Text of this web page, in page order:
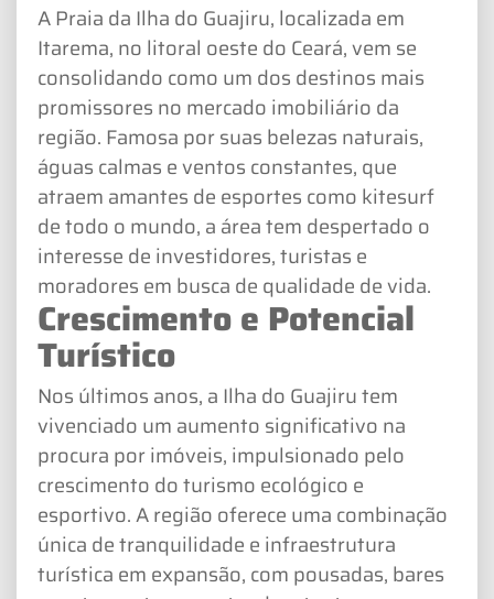
A Praia da Ilha do Guajiru, localizada em
Itarema, no litoral oeste do Ceará, vem se
consolidando como um dos destinos mais
promissores no mercado imobiliário da
região. Famosa por suas belezas naturais,
águas calmas e ventos constantes, que
atraem amantes de esportes como kitesurf
de todo o mundo, a área tem despertado o
interesse de investidores, turistas e
moradores em busca de qualidade de vida.
Crescimento e Potencial
Turístico
Nos últimos anos, a Ilha do Guajiru tem
vivenciado um aumento significativo na
procura por imóveis, impulsionado pelo
crescimento do turismo ecológico e
esportivo. A região oferece uma combinação
única de tranquilidade e infraestrutura
turística em expansão, com pousadas, bares